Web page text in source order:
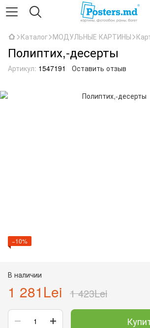
Каталог МОДУЛЬНЫЕ КАРТИНЫ
Полиптих,-десерты
Артикул: 1547191 Оставить отзыв
−10%
В наличии
1 281Lei 1 423Lei